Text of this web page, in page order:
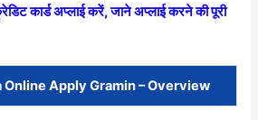
कार्ड अप्लाई करें, जाने अप्लाई करने की पूरी
Online Apply Gramin – Overview